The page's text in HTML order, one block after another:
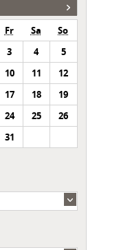
Fr Sa
So
3 4
5
10 11
12
17 18
19
24 25
26
31